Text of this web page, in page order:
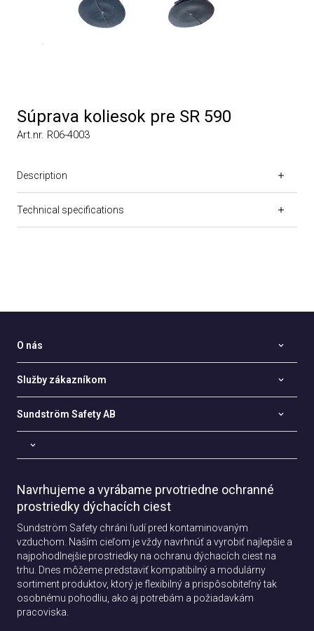
Súprava koliesok pre SR 590
Art.nr. R06-4003
Description
Technical specifications
O nás
Služby zákazníkom
Sundström Safety AB
Navrhujeme a vyrábame prvotriedne ochranné
prostriedky dýchacích ciest
Sundström Safety chráni ľudí pred kontaminovaným
vzduchom. Naším cieľom je vždy navrhnúť a vyrobiť najlepšie a
najpohodlnejšie prostriedky na ochranu dýchacích ciest na
trhu. Dnes môžeme predstaviť kompatibilný a modulárny
sortiment produktov, ktorý je flexibilný a prispôsobiteľný tak
osobnému pohodliu, ako aj potrebám a požiadavkám
pracoviska.